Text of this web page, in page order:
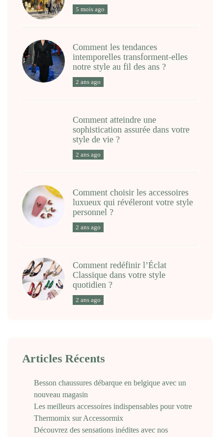
5 mois ago
Comment les tendances
intemporelles transforment-elles
notre style au fil des ans ?
2 ans ago
Comment atteindre une
sophistication assurée dans votre
style de vie ?
2 ans ago
Comment choisir les accessoires
luxueux qui révéleront votre style
personnel ?
2 ans ago
Comment redéfinir l’Éclat
Classique dans votre style
quotidien ?
2 ans ago
Articles Récents
Besson chaussures débarque en belgique avec un
nouveau magasin
Les meilleurs accessoires indispensables pour votre
Thermomix sur Accessormix
Découvrez des sensations inédites avec nos